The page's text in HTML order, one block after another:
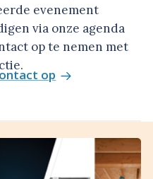
evenement
via onze agenda
op te nemen met
op